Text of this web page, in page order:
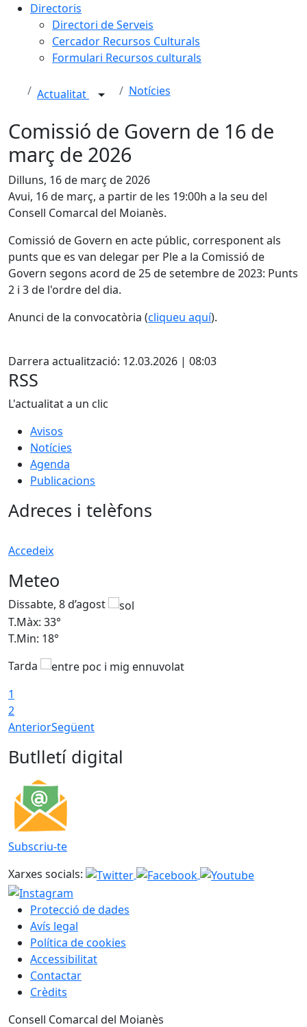
Directoris
Directori de Serveis
Cercador Recursos Culturals
Formulari Recursos culturals
Actualitat Notícies
Comissió de Govern de 16 de
març de 2026
Dilluns, 16 de març de 2026
Avui, 16 de març, a partir de les 19:00h a la seu del
Consell Comarcal del Moianès.
Comissió de Govern en acte públic, corresponent als
punts que es van delegar per Ple a la Comissió de
Govern segons acord de 25 de setembre de 2023: Punts
2 i 3 de l'ordre del dia.
Anunci de la convocatòria (cliqueu aquí).
Darrera actualització: 12.03.2026 | 08:03
RSS
L'actualitat a un clic
Avisos
Notícies
Agenda
Publicacions
Adreces i telèfons
Accedeix
Meteo
Dissabte, 8 d’agost
T.Màx: 33°
T.Min: 18°
Tarda
1
2
AnteriorSegüent
Butlletí digital
Subscriu-te
Xarxes socials:
Protecció de dades
Avís legal
Política de cookies
Accessibilitat
Contactar
Crèdits
Consell Comarcal del Moianès